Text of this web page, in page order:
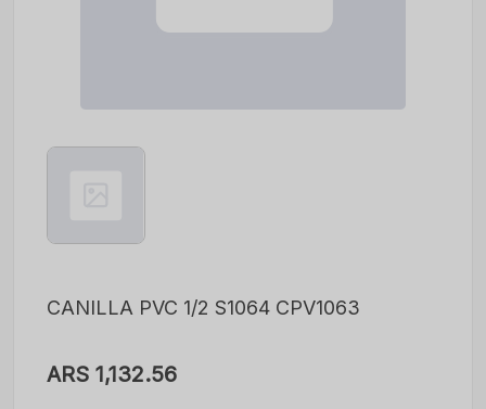
CANILLA PVC 1/2 S1064 CPV1063
ARS 1,132.56